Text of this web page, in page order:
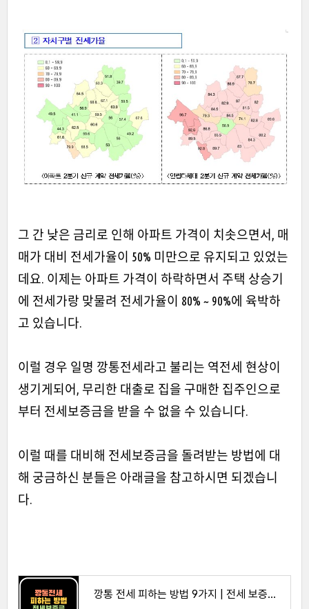
그 간 낮은 금리로 인해 아파트 가격이 치솟으면서, 매
매가 대비 전세가율이 50% 미만으로 유지되고 있었는
데요. 이제는 아파트 가격이 하락하면서 주택 상승기
에 전세가랑 맞물려 전세가율이 80% ~ 90%에 육박하
고 있습니다.
이럴 경우 일명 깡통전세라고 불리는 역전세 현상이
생기게되어, 무리한 대출로 집을 구매한 집주인으로
부터 전세보증금을 받을 수 없을 수 있습니다.
이럴 때를 대비해 전세보증금을 돌려받는 방법에 대
해 궁금하신 분들은 아래글을 참고하시면 되겠습니
다.
깡통 전세 피하는 방법 9가지 | 전세 보증금 돌려받는 법